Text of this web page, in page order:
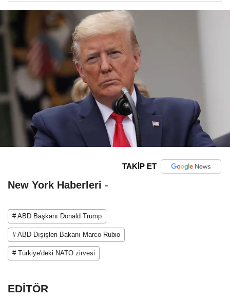
TAKİP ET
New York Haberleri -
# ABD Başkanı Donald Trump
# ABD Dışişleri Bakanı Marco Rubio
# Türkiye'deki NATO zirvesi
EDİTÖR